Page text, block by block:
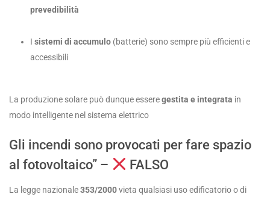
prevedibilità
I sistemi di accumulo (batterie) sono sempre più efficienti e
accessibili
La produzione solare può dunque esseregestita e integrata in
modo intelligente nel sistema elettrico
Gli incendi sono provocati per fare spazio
al fotovoltaico” –
FALSO
La legge nazionale353/2000vieta qualsiasi uso edificatorio o di